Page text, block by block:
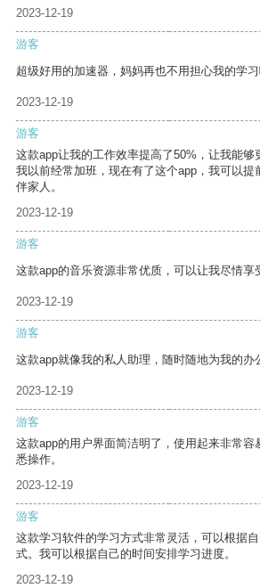
2023-12-19
游客
超级好用的加速器，妈妈再也不用担心我的学习
2023-12-19
游客
这款app让我的工作效率提高了50%，让我能够
我以前经常加班，现在有了这个app，我可以提
伴家人。
2023-12-19
游客
这款app的音乐资源非常优质，可以让我尽情享
2023-12-19
游客
这款app就像我的私人助理，随时随地为我的办
2023-12-19
游客
这款app的用户界面简洁明了，使用起来非常容
悉操作。
2023-12-19
游客
这款学习软件的学习方式非常灵活，可以根据
式。我可以根据自己的时间安排学习进度。
2023-12-19